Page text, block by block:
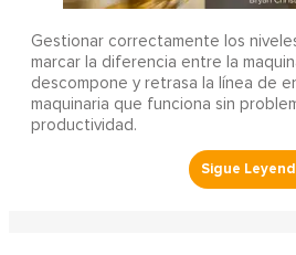
Gestionar correctamente los
marcar la diferencia entre la
descompone y retrasa la línea de
maquinaria que funciona sin
productividad.